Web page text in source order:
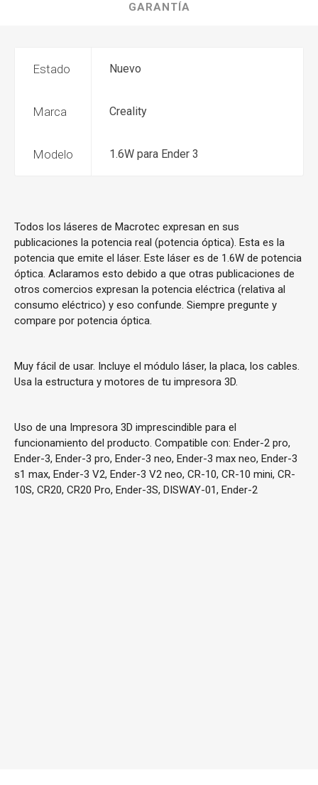
GARANTÍA
Estado Nuevo
Marca Creality
Modelo 1.6W para Ender 3
Todos los láseres de Macrotec expresan en sus
publicaciones la potencia real (potencia óptica). Esta es la
potencia que emite el láser. Este láser es de 1.6W de potencia
óptica. Aclaramos esto debido a que otras publicaciones de
otros comercios expresan la potencia eléctrica (relativa al
consumo eléctrico) y eso confunde. Siempre pregunte y
compare por potencia óptica.
Muy fácil de usar. Incluye el módulo láser, la placa, los cables.
Usa la estructura y motores de tu impresora 3D.
Uso de una Impresora 3D imprescindible para el
funcionamiento del producto. Compatible con: Ender-2 pro,
Ender-3, Ender-3 pro, Ender-3 neo, Ender-3 max neo, Ender-3
s1 max, Ender-3 V2, Ender-3 V2 neo, CR-10, CR-10 mini, CR-
10S, CR20, CR20 Pro, Ender-3S, DISWAY-01, Ender-2